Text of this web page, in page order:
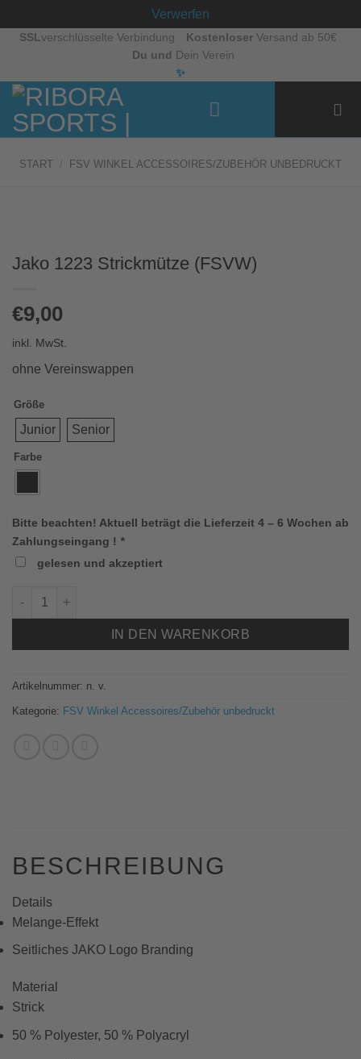
Verwerfen
ZumSSL verschlüsselte Verbindung KostenloserVersand ab 50€
Du und Dein Verein
✨
START FSV WINKEL ACCESSOIRES/ZUBEHÖR UNBEDRUCKT
Jako 1223 Strickmütze (FSVW)
€9,00
inkl. MwSt.
ohne Vereinswappen
Größe
Junior Senior
Farbe
Bitte beachten! Aktuell beträgt die Lieferzeit 4 – 6 Wochen ab
Zahlungseingang ! *
gelesen und akzeptiert
Jako 1223 Strickmütze (FSVW) Menge
IN DEN WARENKORB
Artikelnummer: n. v.
Kategorie: FSV Winkel Accessoires/Zubehör unbedruckt
BESCHREIBUNG
Details
Melange-Effekt
Seitliches JAKO Logo Branding
Material
Strick
50 % Polyester, 50 % Polyacryl